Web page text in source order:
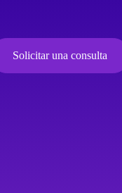
Solicitar una consulta